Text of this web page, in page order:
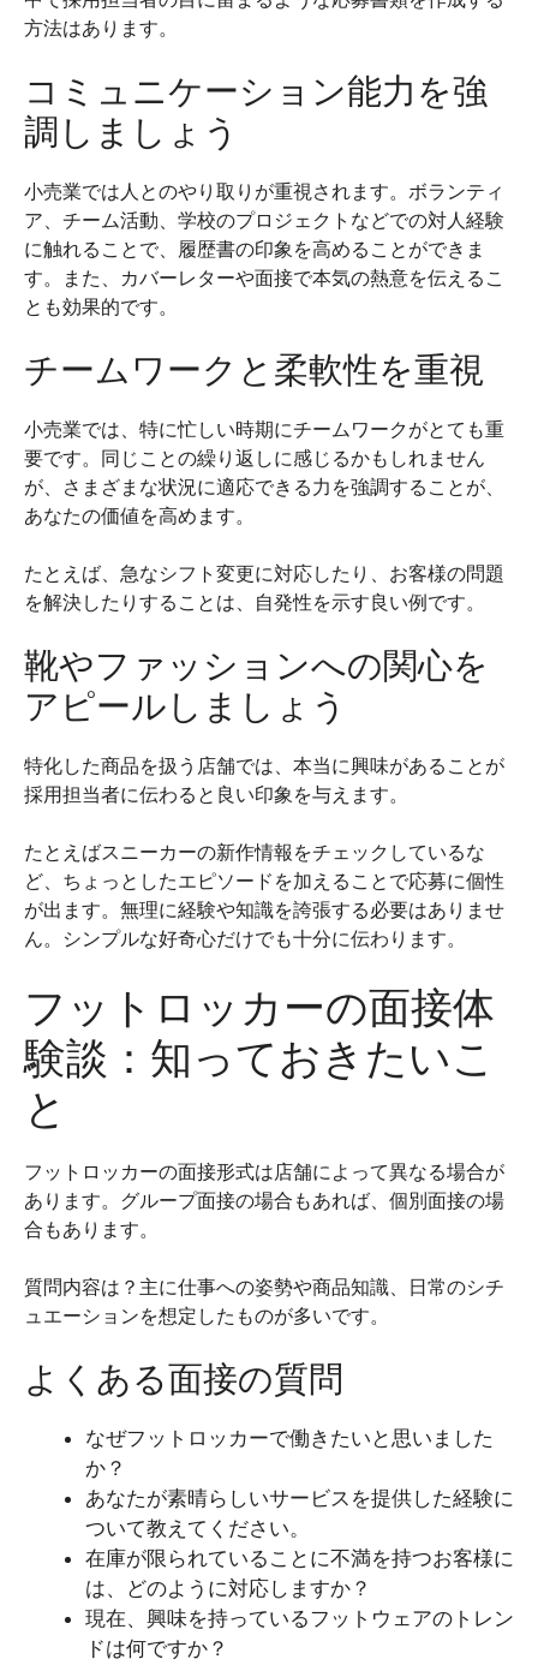
方法はあります。
コミュニケーション能力を強
調しましょう
小売業では人とのやり取りが重視されます。ボランティ
ア、チーム活動、学校のプロジェクトなどでの対人経験
に触れることで、履歴書の印象を高めることができま
す。また、カバーレターや面接で本気の熱意を伝えるこ
とも効果的です。
チームワークと柔軟性を重視
小売業では、特に忙しい時期にチームワークがとても重
要です。同じことの繰り返しに感じるかもしれません
が、さまざまな状況に適応できる力を強調することが、
あなたの価値を高めます。
たとえば、急なシフト変更に対応したり、お客様の問題
を解決したりすることは、自発性を示す良い例です。
靴やファッションへの関心を
アピールしましょう
特化した商品を扱う店舗では、本当に興味があることが
採用担当者に伝わると良い印象を与えます。
たとえばスニーカーの新作情報をチェックしているな
ど、ちょっとしたエピソードを加えることで応募に個性
が出ます。無理に経験や知識を誇張する必要はありませ
ん。シンプルな好奇心だけでも十分に伝わります。
フットロッカーの面接体
験談：知っておきたいこ
と
フットロッカーの面接形式は店舗によって異なる場合が
あります。グループ面接の場合もあれば、個別面接の場
合もあります。
質問内容は？主に仕事への姿勢や商品知識、日常のシチ
ュエーションを想定したものが多いです。
よくある面接の質問
なぜフットロッカーで働きたいと思いました
か？
あなたが素晴らしいサービスを提供した経験に
ついて教えてください。
在庫が限られていることに不満を持つお客様に
は、どのように対応しますか？
現在、興味を持っているフットウェアのトレン
ドは何ですか？